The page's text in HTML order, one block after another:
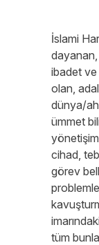
İslami
dayanan,
ibadet
olan,
dünya/
ümmet
cihad,
görev
tüm